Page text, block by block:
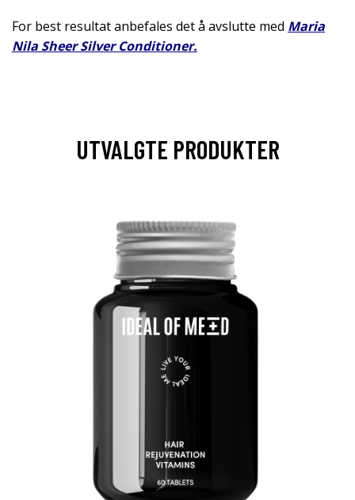
For best resultat anbefales det å avslutte med Maria
Nila Sheer Silver Conditioner.
UTVALGTE PRODUKTER